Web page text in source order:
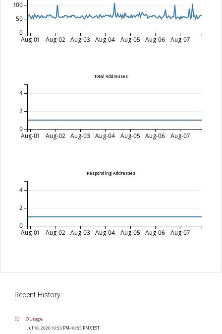
Aug-01 Aug-02 Aug-03 Aug-04 Aug-05 Aug-06 Aug-07
0
50
100
Total Addresses
Aug-01 Aug-02 Aug-03 Aug-04 Aug-05 Aug-06 Aug-07
0
2
4
Responding Addresses
Aug-01 Aug-02 Aug-03 Aug-04 Aug-05 Aug-06 Aug-07
0
2
4
Recent History
Outage
Jul 10, 2026 10:53 PM–10:55 PM CEST